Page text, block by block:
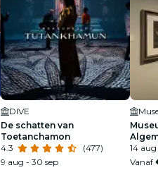
DIVE
De schatten van
Toetanchamon
4.3
(477)
9 aug - 30 sep
14 aug
Vanaf